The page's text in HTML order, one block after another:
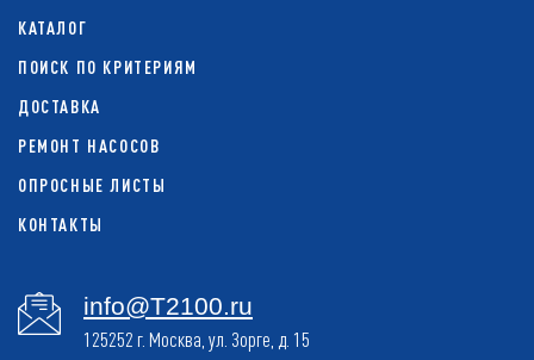
КАТАЛОГ
ПОИСК ПО КРИТЕРИЯМ
ДОСТАВКА
РЕМОНТ НАСОСОВ
ОПРОСНЫЕ ЛИСТЫ
КОНТАКТЫ
info@T2100.ru
125252 г. Москва, ул. Зорге, д. 15